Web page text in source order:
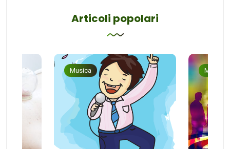
Articoli popolari
Musica Musica